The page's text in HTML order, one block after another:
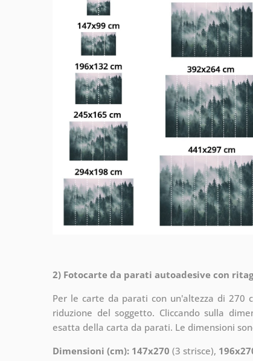
2) Fotocarte da parati autoadesive con
Per le carte da parati con un'altezza di 270
riduzione del soggetto. Cliccando sulla
esatta della carta da parati. Le dimensioni
Dimensioni (cm): 147x270 (3 strisce),